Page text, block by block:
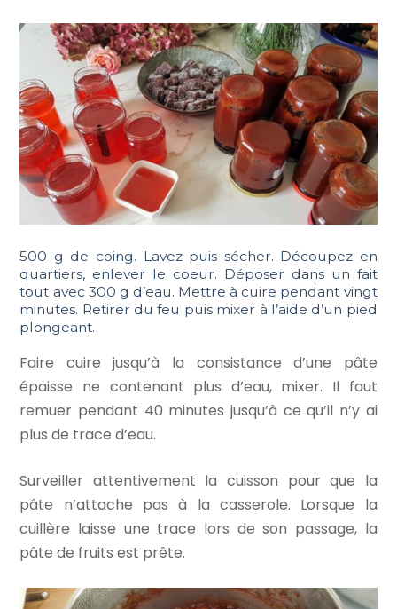
500 g de coing. Lavez puis sécher. Découpez en
quartiers, enlever le coeur. Déposer dans un fait
tout avec 300 g d’eau. Mettre à cuire pendant vingt
minutes. Retirer du feu puis mixer à l’aide d’un pied
plongeant.
Faire cuire jusqu’à la consistance d’une pâte
épaisse ne contenant plus d’eau, mixer. Il faut
remuer pendant 40 minutes jusqu’à ce qu’il n’y ai
plus de trace d’eau.
Surveiller attentivement la cuisson pour que la
pâte n’attache pas à la casserole. Lorsque la
cuillère laisse une trace lors de son passage, la
pâte de fruits est prête.